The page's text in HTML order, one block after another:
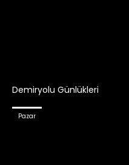
Demiryolu Günlükleri
Pazar